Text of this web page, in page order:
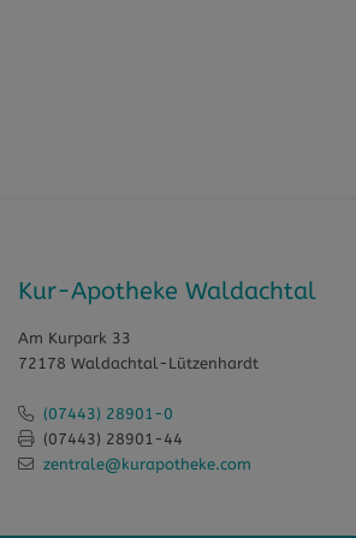
Kur-Apotheke Waldachtal
Am Kurpark 33
72178 Waldachtal-Lützenhardt
(07443) 28901-0
(07443) 28901-44
zentrale@kurapotheke.com